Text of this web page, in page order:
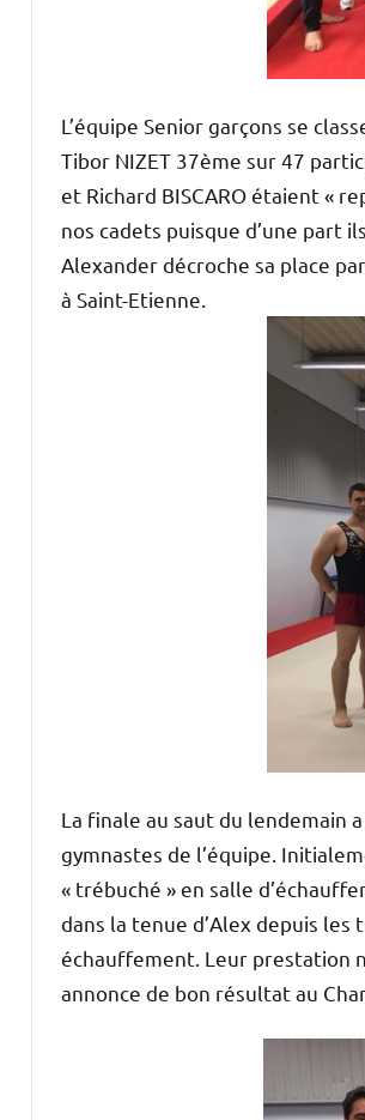
L’équipe Senior garçons se
Tibor NIZET 37ème sur 47
et Richard BISCARO étaient «
nos cadets puisque d’une part
Alexander décroche sa place
à Saint-Etienne.
La finale au saut du lendemain
gymnastes de l’équipe.
« trébuché » en salle
dans la tenue d’Alex depuis
échauffement. Leur prestation
annonce de bon résultat au